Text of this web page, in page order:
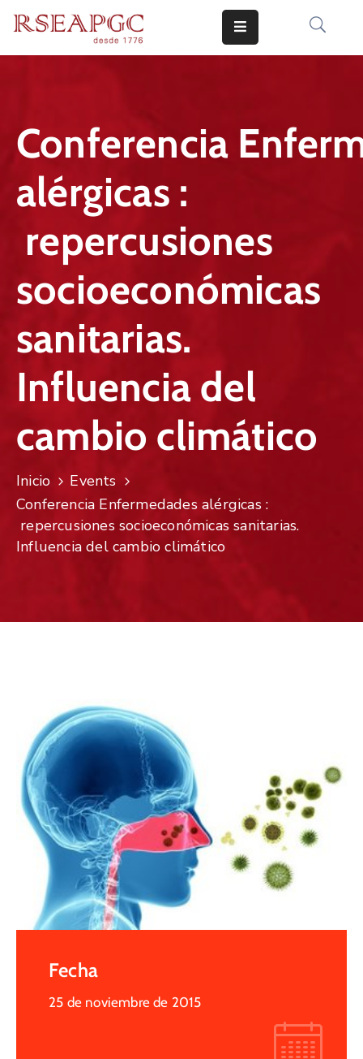
COMUNICADOS
CONOCERNOS
CONTACTO
Conferencia
alérgicas :
repercusiones
socioeconómicas
sanitarias.
Influencia del
cambio climático
Inicio
Events
Conferencia Enfermedades alérgicas :
repercusiones socioeconómicas sanitarias.
Influencia del cambio climático
Fecha
25 de noviembre de 2015